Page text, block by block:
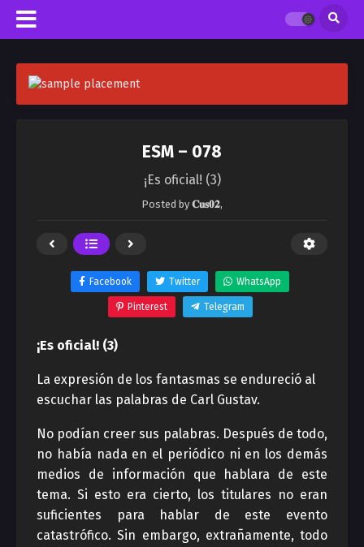
ESM – 078
¡Es oficial! (3)
Posted by 𝐂𝐮𝐬𝟎𝟐,
Facebook Twitter WhatsApp
Pinterest Telegram
¡Es oficial! (3)
La expresión de los fantasmas se endureció al
escuchar las palabras de Carl Gustav.
No podían creer sus palabras. Después de todo,
no había nada en el periódico ni en los demás
medios de información que hablara de este
tema. Si esto era cierto, los titulares no eran
suficientes para hablar de este evento
catastrófico. Sin embargo, extrañamente, todo